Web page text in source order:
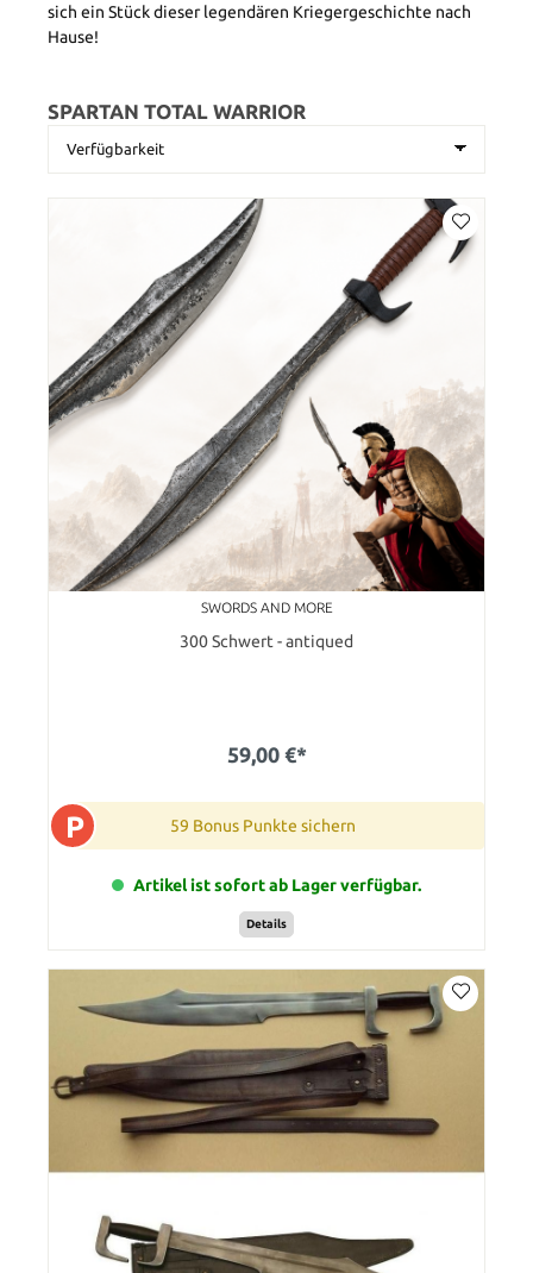
sich ein Stück dieser legendären Kriegergeschichte nach
Hause!
SPARTAN TOTAL WARRIOR
SWORDS AND MORE
300 Schwert - antiqued
59,00 €*
P 59 Bonus Punkte sichern
Artikel ist sofort ab Lager verfügbar.
Details